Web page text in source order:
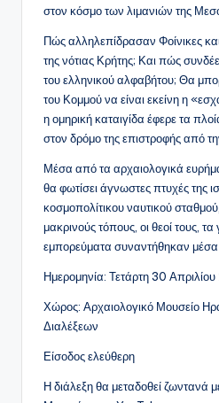
στον κόσμο των λιμανιών της
Πώς αλληλεπίδρασαν Φοίνικες
της νότιας Κρήτης; Και πώς
του ελληνικού αλφαβήτου; Θα
του Κομμού να είναι εκείνη η
η ομηρική καταιγίδα έφερε τα
στον δρόμο της επιστροφής από
Μέσα από τα αρχαιολογικά
θα φωτίσει άγνωστες πτυχές της
κοσμοπολίτικου ναυτικού
μακρινούς τόπους, οι θεοί τους,
εμπορεύματα συναντήθηκαν μέσα
Ημερομηνία: Τετάρτη 30
Χώρος: Αρχαιολογικό Μουσείο
Διαλέξεων
Είσοδος ελεύθερη
Η διάλεξη θα μεταδοθεί ζωντανά